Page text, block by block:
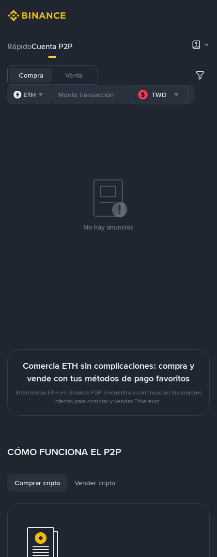
RápidoCuenta P2P
Compra Venta
ETH TWD
No hay anuncios
Comercia ETH sin complicaciones: compra y
vende con tus métodos de pago favoritos
Intercambia ETH en Binance P2P. Encuentra a continuación las mejores
ofertas para comprar y vender Ethereum.
CÓMO FUNCIONA EL P2P
Comprar cripto Vender cripto